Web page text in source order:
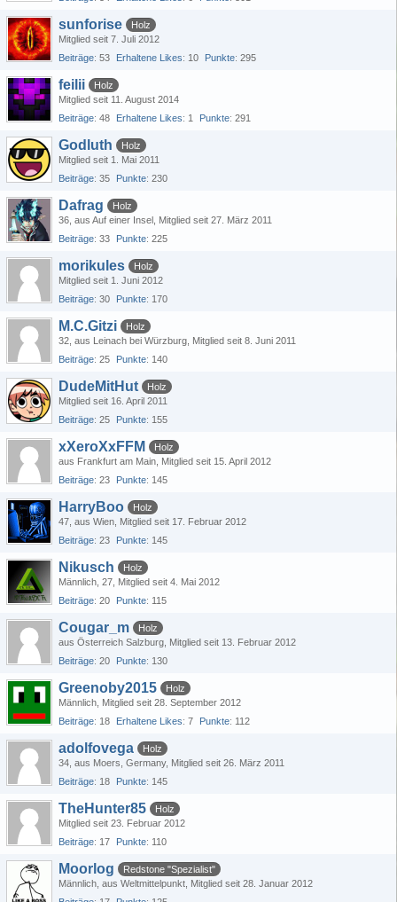
sunforise
Holz
Mitglied seit 7. Juli 2012
Beiträge 53 Erhaltene Likes 10 Punkte 295
feilii
Holz
Mitglied seit 11. August 2014
Beiträge 48 Erhaltene Likes 1 Punkte 291
Godluth
Holz
Mitglied seit 1. Mai 2011
Beiträge 35 Punkte 230
Dafrag
Holz
36 aus Auf einer Insel Mitglied seit 27. März 2011
Beiträge 33 Punkte 225
morikules
Holz
Mitglied seit 1. Juni 2012
Beiträge 30 Punkte 170
M.C.Gitzi
Holz
32 aus Leinach bei Würzburg Mitglied seit 8. Juni 2011
Beiträge 25 Punkte 140
DudeMitHut
Holz
Mitglied seit 16. April 2011
Beiträge 25 Punkte 155
xXeroXxFFM
Holz
aus Frankfurt am Main Mitglied seit 15. April 2012
Beiträge 23 Punkte 145
HarryBoo
Holz
47 aus Wien Mitglied seit 17. Februar 2012
Beiträge 23 Punkte 145
Nikusch
Holz
Männlich 27 Mitglied seit 4. Mai 2012
Beiträge 20 Punkte 115
Cougar_m
Holz
aus Österreich Salzburg Mitglied seit 13. Februar 2012
Beiträge 20 Punkte 130
Greenoby2015
Holz
Männlich Mitglied seit 28. September 2012
Beiträge 18 Erhaltene Likes 7 Punkte 112
adolfovega
Holz
34 aus Moers, Germany Mitglied seit 26. März 2011
Beiträge 18 Punkte 145
TheHunter85
Holz
Mitglied seit 23. Februar 2012
Beiträge 17 Punkte 110
Moorlog
Redstone "Spezialist"
Männlich aus Weltmittelpunkt Mitglied seit 28. Januar 2012